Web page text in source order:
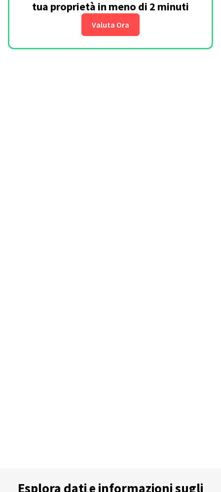
tua proprietà in meno di 2 minuti
Valuta Ora
Esplora dati e informazioni sugli